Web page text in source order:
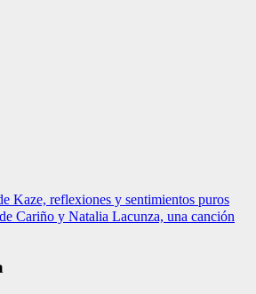
Kaze, reflexiones y sentimientos puros
Cariño y Natalia Lacunza, una canción